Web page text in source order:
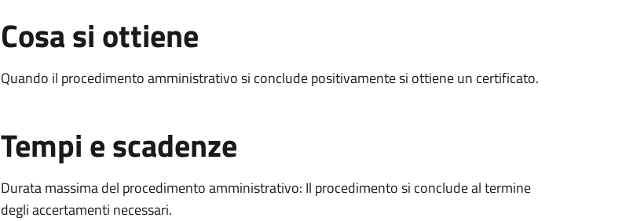
Cosa si ottiene
Quando il procedimento amministrativo si conclude positivamente si ottiene un certificato.
Tempi e scadenze
Durata massima del procedimento amministrativo: Il procedimento si conclude al termine
degli accertamenti necessari.